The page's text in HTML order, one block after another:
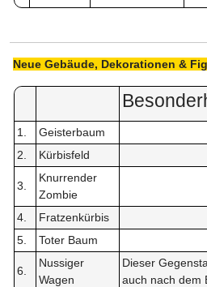
Neue Gebäude, Dekorationen &
1.
Geisterbaum
2.
Kürbisfeld
3.
Knurrender
Zombie
4.
Fratzenkürbis
5.
Toter Baum
6.
Nussiger
Wagen
Dieser
auch nach dem